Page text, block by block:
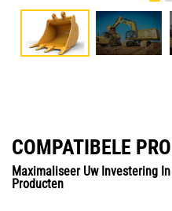
COMPATIBELE
Maximaliseer Uw Investering
Producten